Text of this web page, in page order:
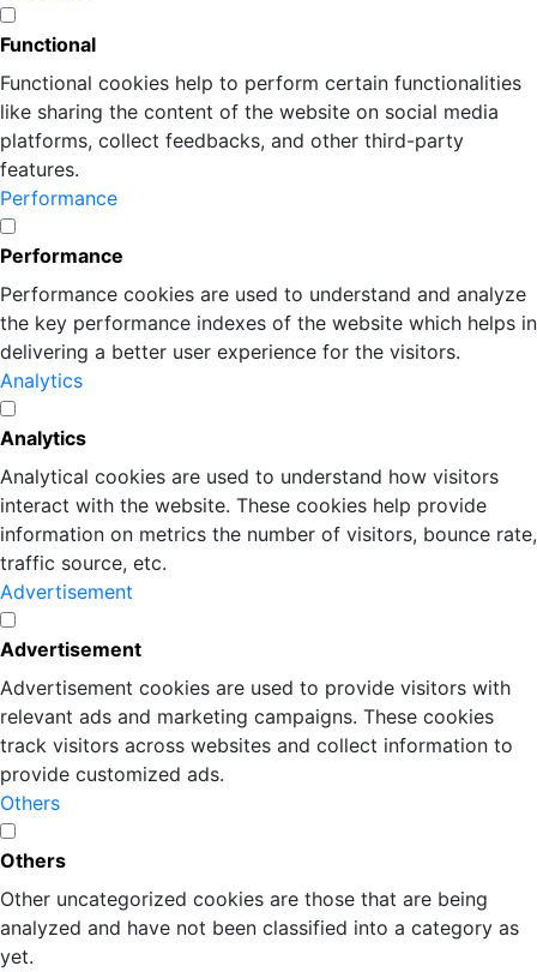
Functional
Functional cookies help to perform certain functionalities
like sharing the content of the website on social media
platforms, collect feedbacks, and other third-party
features.
Performance
Performance
Performance cookies are used to understand and analyze
the key performance indexes of the website which helps in
delivering a better user experience for the visitors.
Analytics
Analytics
Analytical cookies are used to understand how visitors
interact with the website. These cookies help provide
information on metrics the number of visitors, bounce rate,
traffic source, etc.
Advertisement
Advertisement
Advertisement cookies are used to provide visitors with
relevant ads and marketing campaigns. These cookies
track visitors across websites and collect information to
provide customized ads.
Others
Others
Other uncategorized cookies are those that are being
analyzed and have not been classified into a category as
yet.